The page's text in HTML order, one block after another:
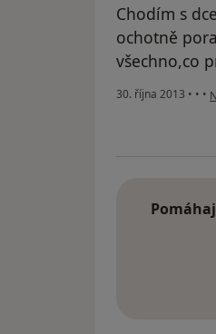
Chodím s
ochotně
všechno,co
30. října 2013 • • •